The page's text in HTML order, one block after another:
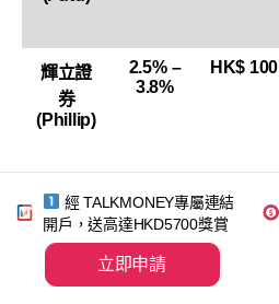
輝立證
券
(Phillip)
2.5% –
3.8%
HK$ 100
uSMAR
T 盈立
3.98%
起
HK$ 0 –
經 TALKMONEY專屬連結
開戶，送高達HKD5700獎賞
立即申請